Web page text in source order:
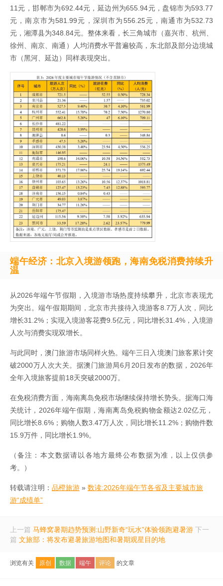
11元，邯郸市为692.44元，延边州为655.94元，盘锦市为593.77
元，南京市为581.99元，深圳市为556.25元，南通市为532.73
元，湘潭县为348.84元。整体来看，长三角城市（嘉兴市、杭州、
徐州、南京、南通）人均消费水平普遍较高，东北部及部分边境城
市（黑河、延边）同样表现突出。
端午经济：北京入境游领跑，海南免税消费持续升
温
从2026年端午节假期，入境游市场热度持续攀升，北京市表现尤
为突出。端午假期期间，北京市共接待入境游客8.7万人次，同比
增长31.2%；实现入境游客花费9.5亿元，同比增长31.4%，入境游
人次与消费实现双增长。
与此同时，澳门旅游市场同样火热。端午三日入境澳门旅客累计突
破2000万人次大关。据澳门旅游局6月20日发布的数据，2026年
全年入境旅客提前18天突破2000万。
在免税消费方面，海南离岛免税市场继续保持增长势头。据海口海
关统计，2026年端午假期，海南离岛免税购物金额达2.02亿元，
同比增长8.6%；购物人数3.47万人次，同比增长11.2%；购物件数
15.9万件，同比增长1.9%。
（备注：本文数据请以各地方最终公布数据为准，以上仅供参
考。）
转载请注明： 品橙旅游 » 数读:2026年端午节各省及主要城市旅
游“成绩单”
上一篇 马蜂窝暑期趋势预测:山野新奇“玩水”体验领跑避暑游 下一
篇 文旅部：将发布避暑旅游地图和暑期观星目的地
浏览有关 原创 数据 端午 评论 的文章